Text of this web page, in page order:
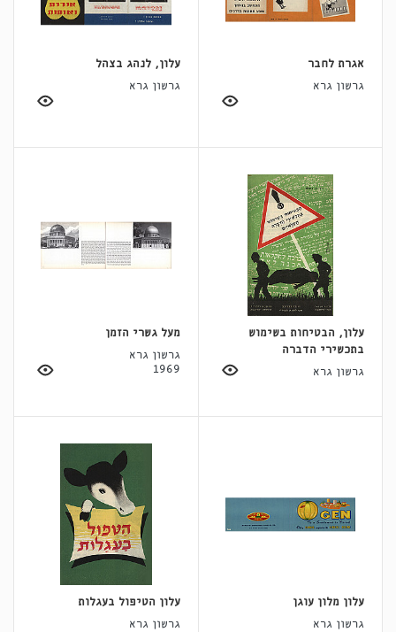
אגרת לחבר
גרשון גרא
עלון, לנהג בצהל
גרשון גרא
עלון, הבטיחות בשימוש
בתכשירי הדברה
גרשון גרא
מעל גשרי הזמן
גרשון גרא
1969
עלון מלון עוגן
גרשון גרא
עלון הטיפול בעגלות
גרשון גרא